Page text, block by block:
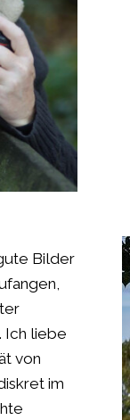
Bilder
Ich liebe
von
im